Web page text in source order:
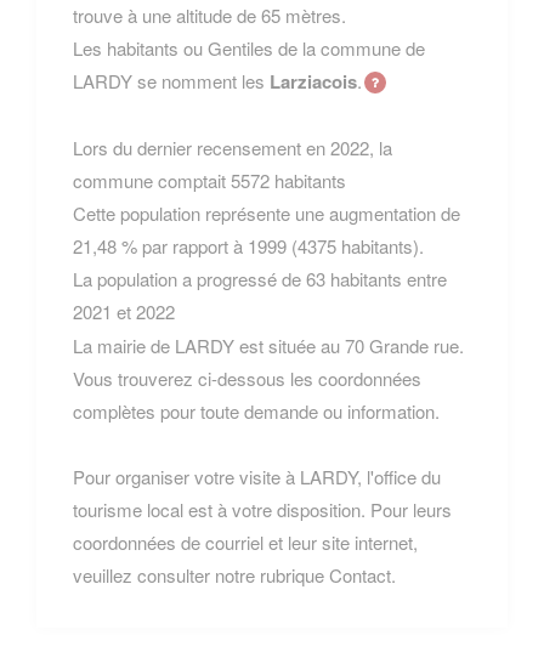
trouve à une altitude de 65 mètres.
Les habitants ou Gentiles de la commune de
LARDY se nomment les Larziacois.
Lors du dernier recensement en 2022, la
commune comptait 5572 habitants
Cette population représente une augmentation de
21,48 % par rapport à 1999 (4375 habitants).
La population a progressé de 63 habitants entre
2021 et 2022
La mairie de LARDY est située au 70 Grande rue.
Vous trouverez ci-dessous les coordonnées
complètes pour toute demande ou information.
Pour organiser votre visite à LARDY, l'office du
tourisme local est à votre disposition. Pour leurs
coordonnées de courriel et leur site internet,
veuillez consulter notre rubrique Contact.